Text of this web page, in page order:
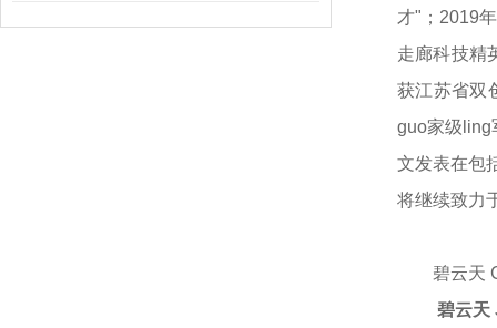
才"；2019
走廊科技精
获江苏省双
guo家级ling
文发表在包
将继续致力
碧云天
碧云天